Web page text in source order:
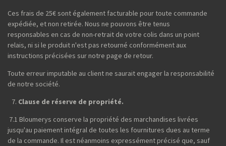
Ces frais de 25€ sont également facturable pour toute commande
expédiée, et non retirée. Nous ne pouvons être tenus
responsables en cas de non-retrait de votre colis dans un point
relais, ni si le produit n'est pas retourné conformément aux
instructions précisées sur notre page de retour.
Toute erreur imputable au client ne saurait engager la responsabilité
de notre société.
Clause de réserve de propriété.
7.1 Bloumerys conserve la propriété des marchandises livrées
jusqu'au paiement intégral de toutes les fournitures dues au terme
de la commande. Il est néanmoins expressément précisé que, sauf